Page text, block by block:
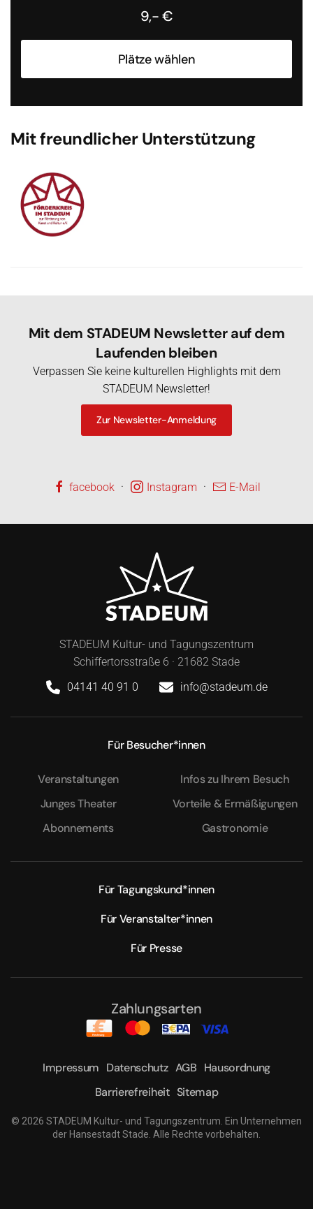
9,- €
Plätze wählen
Mit freundlicher Unterstützung
Mit dem STADEUM Newsletter auf dem
Laufenden bleiben
Verpassen Sie keine kulturellen Highlights mit dem
STADEUM Newsletter!
Zur Newsletter-Anmeldung
facebook · Instagram · E-Mail
STADEUM Kultur- und Tagungszentrum
Schiffertorsstraße 6 · 21682 Stade
04141 40 91 0
info@stadeum.de
Für Besucher*innen
Veranstaltungen
Junges Theater
Abonnements
Infos zu Ihrem Besuch
Vorteile & Ermäßigungen
Gastronomie
Für Tagungskund*innen
Für Veranstalter*innen
Für Presse
Zahlungsarten
Impressum Datenschutz AGB Hausordnung
Barrierefreiheit Sitemap
© 2026 STADEUM Kultur- und Tagungszentrum. Ein Unternehmen
der Hansestadt Stade. Alle Rechte vorbehalten.